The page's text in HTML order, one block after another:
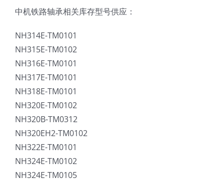
中机铁路轴承相关库存型号供应：
NH314E-TM0101
NH315E-TM0102
NH316E-TM0101
NH317E-TM0101
NH318E-TM0101
NH320E-TM0102
NH320B-TM0312
NH320EH2-TM0102
NH322E-TM0101
NH324E-TM0102
NH324E-TM0105